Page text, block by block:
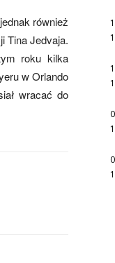
również
Tina Jedvaja.
roku kilka
w Orlando
wracać do